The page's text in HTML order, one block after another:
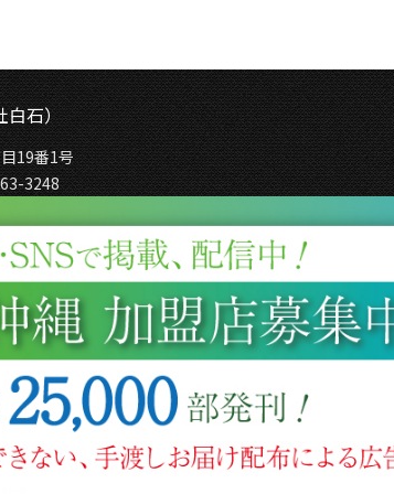
白石）
19番1号
3248